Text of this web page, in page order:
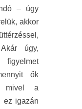
– úgy
akkor
úgy,
figyelmet
ők
mivel a
ez igazán